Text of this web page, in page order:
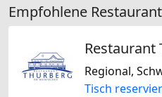
Empfohlene
Restaurant
Tisch